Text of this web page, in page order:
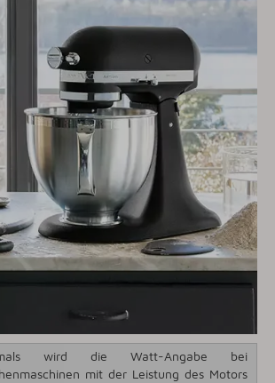
wird die Watt-Angabe bei
mit der Leistung des Motors